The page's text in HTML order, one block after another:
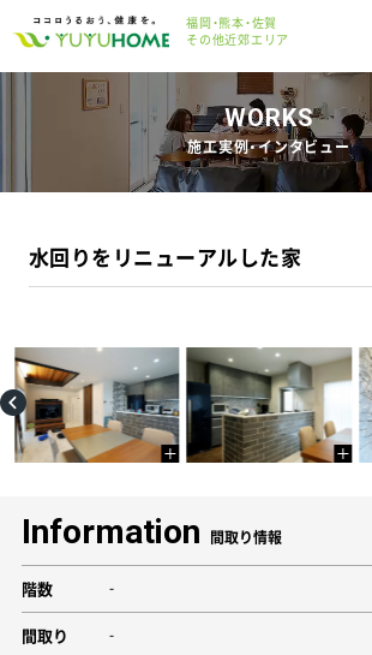
福岡・熊本・佐賀
その他近郊エリア
WORKS
施工実例・インタビュー
水回りをリニューアルした家
Information 間取り情報
階数 -
間取り -